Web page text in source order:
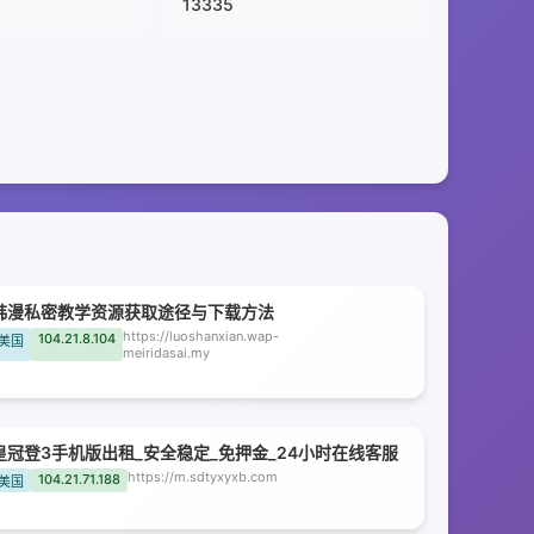
13335
漫私密教学资源获取途径与下载方法
国 104.21.8.104 https://luoshanxian.wap-
meiridasai.my
冠登3手机版出租_安全稳定_免押金_24小时在线客服
国 104.21.71.188 https://m.sdtyxyxb.com